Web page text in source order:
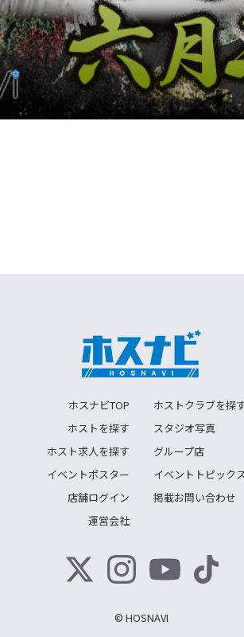
ホスナビTOP
ホストクラブを探
ホストを探す
スタジオ写真
ホスト求人を探す
グループ店
イベントポスター
イベントトピックス
店舗ログイン
掲載お問い合わせ
運営会社
© HOSNAVI